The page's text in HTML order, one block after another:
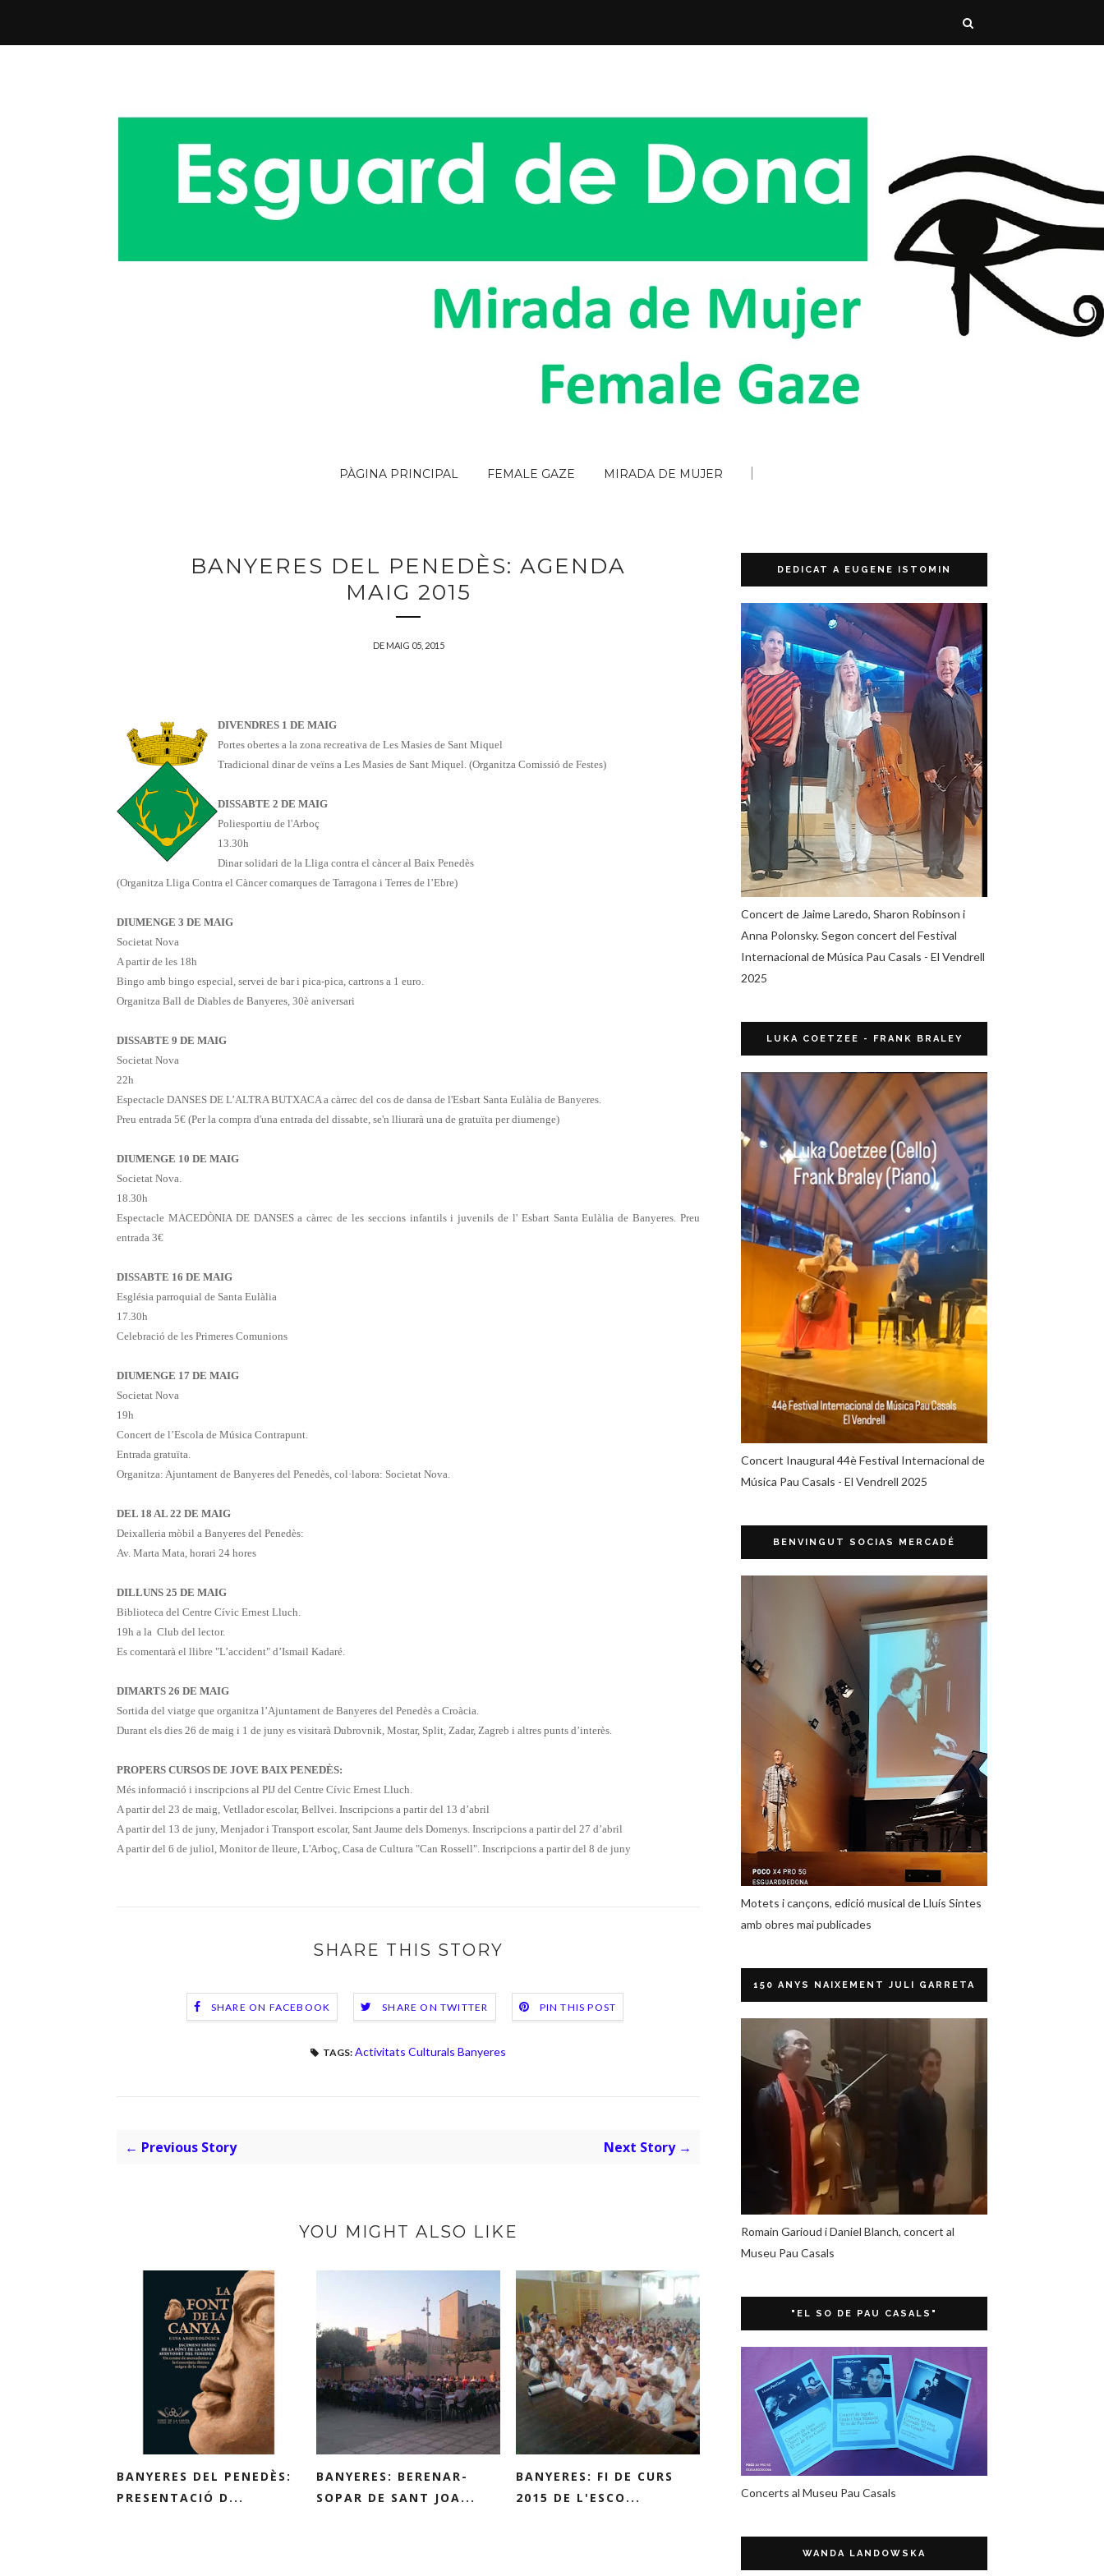
PÀGINA PRINCIPAL FEMALE GAZE MIRADA DE MUJER
BANYERES DEL PENEDÈS: AGENDA
MAIG 2015
DE MAIG 05, 2015
DIVENDRES 1 DE MAIG
Portes obertes a la zona recreativa de Les Masies de Sant Miquel
Tradicional dinar de veïns a Les Masies de Sant Miquel. (Organitza Comissió de Festes)
DISSABTE 2 DE MAIG
Poliesportiu de l'Arboç
13.30h
Dinar solidari de la Lliga contra el càncer al Baix Penedès
(Organitza Lliga Contra el Càncer comarques de Tarragona i Terres de l’Ebre)
DIUMENGE 3 DE MAIG
Societat Nova
A partir de les 18h
Bingo amb bingo especial, servei de bar i pica-pica, cartrons a 1 euro.
Organitza Ball de Diables de Banyeres, 30è aniversari
DISSABTE 9 DE MAIG
Societat Nova
22h
Espectacle DANSES DE L’ALTRA BUTXACA a càrrec del cos de dansa de l'Esbart Santa Eulàlia de Banyeres.
Preu entrada 5€ (Per la compra d'una entrada del dissabte, se'n lliurarà una de gratuïta per diumenge)
DIUMENGE 10 DE MAIG
Societat Nova.
18.30h
Espectacle MACEDÒNIA DE DANSES a càrrec de les seccions infantils i juvenils de l' Esbart Santa Eulàlia de Banyeres. Preu
entrada 3€
DISSABTE 16 DE MAIG
Església parroquial de Santa Eulàlia
17.30h
Celebració de les Primeres Comunions
DIUMENGE 17 DE MAIG
Societat Nova
19h
Concert de l’Escola de Música Contrapunt.
Entrada gratuïta.
Organitza: Ajuntament de Banyeres del Penedès, col·labora: Societat Nova.
DEL 18 AL 22 DE MAIG
Deixalleria mòbil a Banyeres del Penedès:
Av. Marta Mata, horari 24 hores
DILLUNS 25 DE MAIG
Biblioteca del Centre Cívic Ernest Lluch.
19h a la Club del lector.
Es comentarà el llibre "L’accident" d’Ismail Kadaré.
DIMARTS 26 DE MAIG
Sortida del viatge que organitza l’Ajuntament de Banyeres del Penedès a Croàcia.
Durant els dies 26 de maig i 1 de juny es visitarà Dubrovnik, Mostar, Split, Zadar, Zagreb i altres punts d’interès.
PROPERS CURSOS DE JOVE BAIX PENEDÈS:
Més informació i inscripcions al PIJ del Centre Cívic Ernest Lluch.
A partir del 23 de maig, Vetllador escolar, Bellvei. Inscripcions a partir del 13 d’abril
A partir del 13 de juny, Menjador i Transport escolar, Sant Jaume dels Domenys. Inscripcions a partir del 27 d’abril
A partir del 6 de juliol, Monitor de lleure, L'Arboç, Casa de Cultura "Can Rossell". Inscripcions a partir del 8 de juny
SHARE THIS STORY
SHARE ON FACEBOOK SHARE ON TWITTER PIN THIS POST
TAGS: Activitats Culturals Banyeres
← Previous Story Next Story →
YOU MIGHT ALSO LIKE
BANYERES DEL PENEDÈS:
PRESENTACIÓ D...
BANYERES: BERENAR-
SOPAR DE SANT JOA...
BANYERES: FI DE CURS
2015 DE L'ESCO...
DEDICAT A EUGENE ISTOMIN
Concert de Jaime Laredo, Sharon Robinson i
Anna Polonsky. Segon concert del Festival
Internacional de Música Pau Casals - El Vendrell
2025
LUKA COETZEE - FRANK BRALEY
Concert Inaugural 44è Festival Internacional de
Música Pau Casals - El Vendrell 2025
BENVINGUT SOCIAS MERCADÉ
Motets i cançons, edició musical de Lluís Sintes
amb obres mai publicades
150 ANYS NAIXEMENT JULI GARRETA
Romain Garioud i Daniel Blanch, concert al
Museu Pau Casals
"EL SO DE PAU CASALS"
Concerts al Museu Pau Casals
WANDA LANDOWSKA